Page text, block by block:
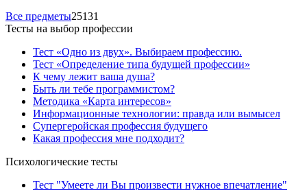
Все предметы25131
Тесты на выбор профессии
Тест «Одно из двух». Выбираем профессию.
Тест «Определение типа будущей профессии»
К чему лежит ваша душа?
Быть ли тебе программистом?
Методика «Карта интересов»
Информационные технологии: правда или вымысел
Супергеройская профессия будущего
Какая профессия мне подходит?
Психологические тесты
Тест "Умеете ли Вы произвести нужное впечатление"